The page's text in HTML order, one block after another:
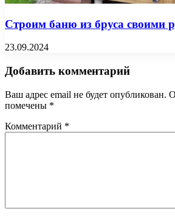
Строим баню из бруса своими
23.09.2024
Добавить комментарий
Ваш адрес email не будет опубликован.
помечены *
Комментарий *